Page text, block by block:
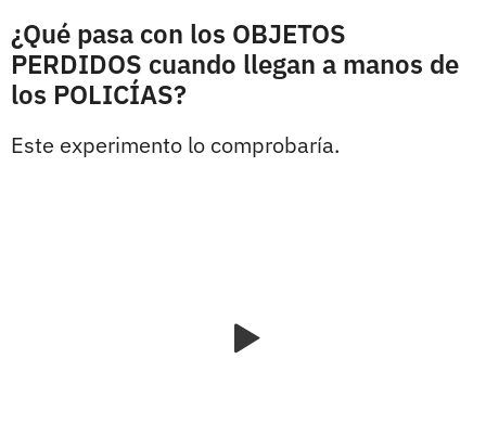
¿Qué pasa con los OBJETOS
PERDIDOS cuando llegan a manos de
los POLICÍAS?
Este experimento lo comprobaría.